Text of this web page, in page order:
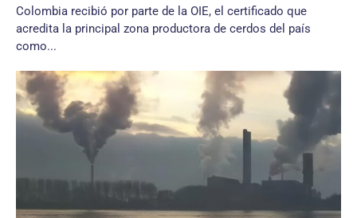
Colombia recibió por parte de la OIE, el certificado que
acredita la principal zona productora de cerdos del país
como...